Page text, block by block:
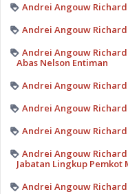
Andrei Angouw
Andrei Angouw
Andrei Angouw
Abas Nelson Entiman
Andrei Angouw
Andrei Angouw
Andrei Angouw
Andrei Angouw
Jabatan Lingkup Pemkot
Andrei Angouw